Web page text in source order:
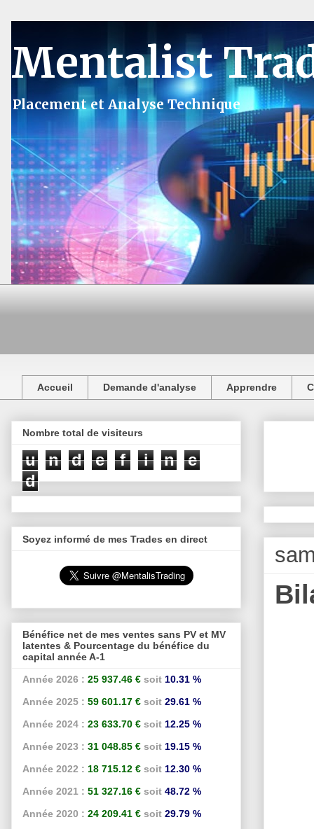
Mentalist
Placement et Analyse Technique
Accueil Demande d'analyse Apprendre
Nombre total de visiteurs
u n d e f i n
e
d
Soyez informé de mes Trades en direct
Bénéfice net de mes ventes sans PV et MV
latentes & Pourcentage du bénéfice du
capital année A-1
Année 2026 : 25 937.46 € soit 10.31 %
Année 2025 : 59 601.17 € soit 29.61 %
Année 2024 : 23 633.70 € soit 12.25 %
Année 2023 : 31 048.85 € soit 19.15 %
Année 2022 : 18 715.12 € soit 12.30 %
Année 2021 : 51 327.16 € soit 48.72 %
Année 2020 : 24 209.41 € soit 29.79 %